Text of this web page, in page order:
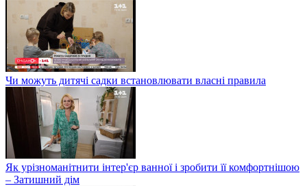
Чи можуть дитячі садки встановлювати власні правила
Як урізноманітнити інтер'єр ванної і зробити її комфортнішою
– Затишний дім